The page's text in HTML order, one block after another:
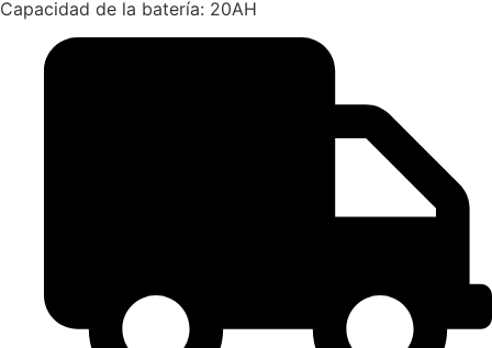
Capacidad de la batería: 20AH